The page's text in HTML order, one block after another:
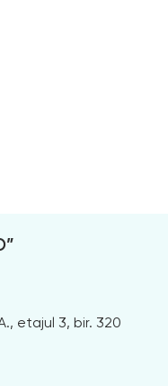
etajul 3, bir. 320